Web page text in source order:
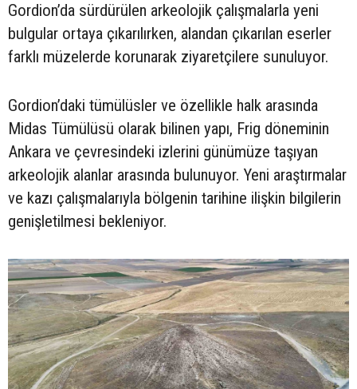
Gordion’da sürdürülen arkeolojik çalışmalarla yeni
bulgular ortaya çıkarılırken, alandan çıkarılan eserler
farklı müzelerde korunarak ziyaretçilere sunuluyor.
Gordion’daki tümülüsler ve özellikle halk arasında
Midas Tümülüsü olarak bilinen yapı, Frig döneminin
Ankara ve çevresindeki izlerini günümüze taşıyan
arkeolojik alanlar arasında bulunuyor. Yeni araştırmalar
ve kazı çalışmalarıyla bölgenin tarihine ilişkin bilgilerin
genişletilmesi bekleniyor.